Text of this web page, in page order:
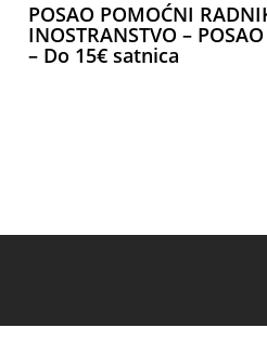
POSAO POMOĆNI
INOSTRANSTVO –
– Do 15€ satnica